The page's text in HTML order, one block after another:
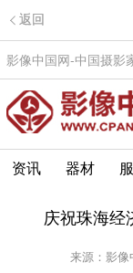
返回
影像中国网-中国摄影
资讯 器材
庆祝珠海经
来源：影